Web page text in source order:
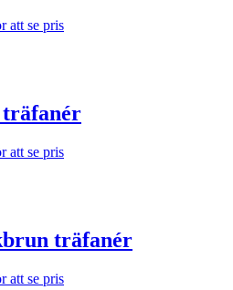
att se pris
träfanér
att se pris
träfanér
att se pris